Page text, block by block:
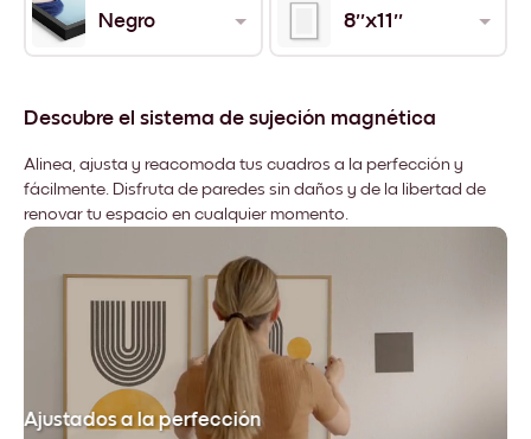
Negro 8''x11''
Descubre el sistema de sujeción magnética
Alinea, ajusta y reacomoda tus cuadros a la perfección y
fácilmente. Disfruta de paredes sin daños y de la libertad de
renovar tu espacio en cualquier momento.
Ajustados a la perfección